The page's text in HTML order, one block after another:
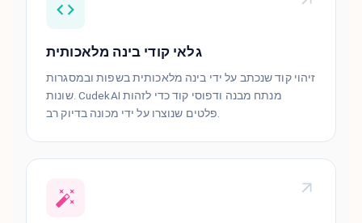
גלאי קודי בינה מלאכותית
זיהוי קוד שנכתב על ידי בינה מלאכותית בשפות ובמסגרות
שונות. CudekAI מנתח מבנה ודפוסי קוד כדי לזהות
פלטים שנוצרו על ידי מכונה בדיוק רב.